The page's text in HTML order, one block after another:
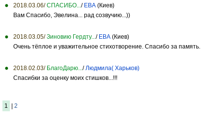
2018.03.06/ СПАСИБО.../ ЕВА (Киев)
Вам Спасибо, Эвелина... рад созвучию...))
2018.03.05/ Зиновию Гердту.../ ЕВА (Киев)
Очень тёплое и уважительное стихотворение. Спасибо за память.
2018.02.03/ БлагоДарю.../Людмила( Харьков)
Спасибки за оценку моих стишков...!!!
1 2